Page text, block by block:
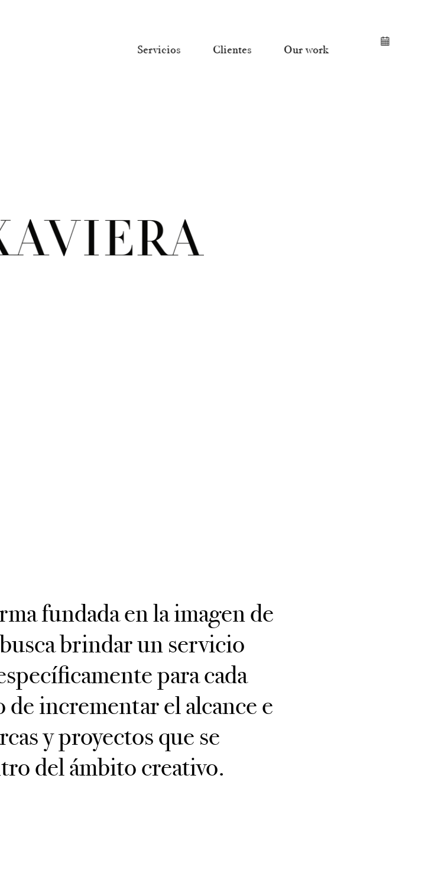
Servicios Clientes Our work
fundada en la imagen de
brindar un servicio
para cada
incrementar el alcance e
y proyectos que se
del ámbito creativo.